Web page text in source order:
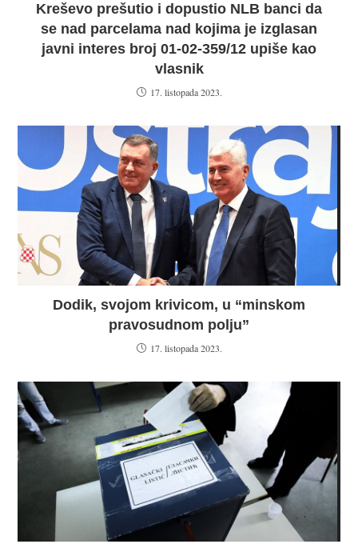
Kreševo prešutio i dopustio NLB banci da
se nad parcelama nad kojima je izglasan
javni interes broj 01-02-359/12 upiše kao
vlasnik
17. listopada 2023.
Dodik, svojom krivicom, u “minskom
pravosudnom polju”
17. listopada 2023.